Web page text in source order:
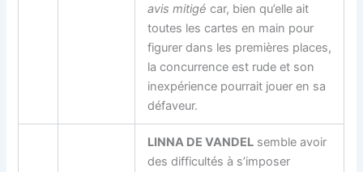
avis mitigé car, bien qu’elle ait
toutes les cartes en main pour
figurer dans les premières places,
la concurrence est rude et son
inexpérience pourrait jouer en sa
défaveur.
LINNA DE VANDEL semble avoir
des difficultés à s’imposer